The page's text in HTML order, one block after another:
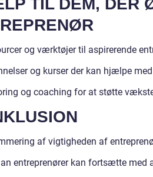
og værktøjer til aspirerende
og kurser der kan hjælpe
og coaching for at støtte
af vigtigheden af
entreprenører kan fortsætte med